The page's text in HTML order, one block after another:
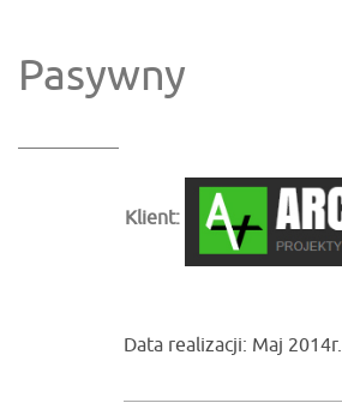
Pasywny
Klient:
Data realizacji: Maj 2014r.